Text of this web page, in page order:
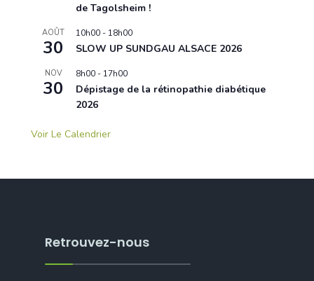
de Tagolsheim !
AOÛT
30
10h00 - 18h00
SLOW UP SUNDGAU ALSACE 2026
NOV
30
8h00 - 17h00
Dépistage de la rétinopathie diabétique
2026
Voir Le Calendrier
Retrouvez-nous